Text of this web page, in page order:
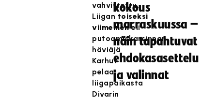
vahvistettu.
Liigan toiseksi
viimeineneli
putoamiskarsinnan
häviäjä
Karhut
pelaa
liigapaikasta
Divarin
kokous
marraskuussa –
näin tapahtuvat
ehdokasasettelu
ja valinnat